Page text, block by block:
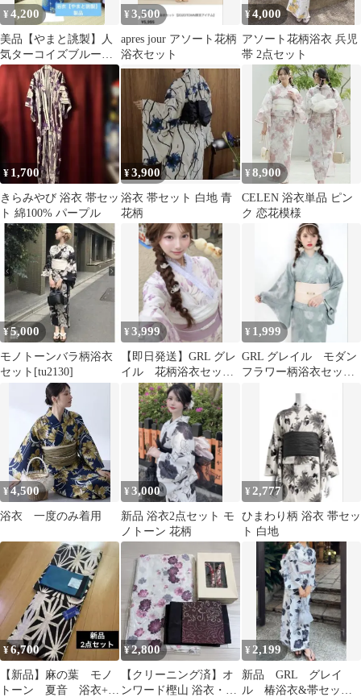
¥4,200
美品【やまと誂製】人
気ターコイズブルー浴
衣3点セット 花火 菊柄
帯飾り付き
¥3,500
apres jour アソート花柄
浴衣セット
¥4,000
アソート花柄浴衣 兵児
帯 2点セット
¥ 1,700
きらみやび 浴衣 帯セッ
ト 綿100% パープル
¥3,900
浴衣 帯セット 白地 青
花柄
¥8,900
CELEN 浴衣単品 ピン
ク 恋花模様
¥5,000
モノトーンバラ柄浴衣
セット[tu2130]
¥3,999
【即日発送】GRL グレ
イル 花柄浴衣セット
[fy038] 浴衣・帯セッ
ト 新品
¥ 1,999
GRL グレイル モダン
フラワー柄浴衣セット
¥4,500
浴衣 一度のみ着用
¥3,000
新品 浴衣2点セット モ
ノトーン 花柄
¥ 2,777
ひまわり柄 浴衣 帯セッ
ト 白地
¥6,700
【新品】麻の葉 モノ
トーン 夏音 浴衣+リ
¥2,800
【クリーニング済】オ
ンワード樫山 浴衣・
¥ 2,199
新品 GRL グレイ
ル 椿浴衣&帯セッ